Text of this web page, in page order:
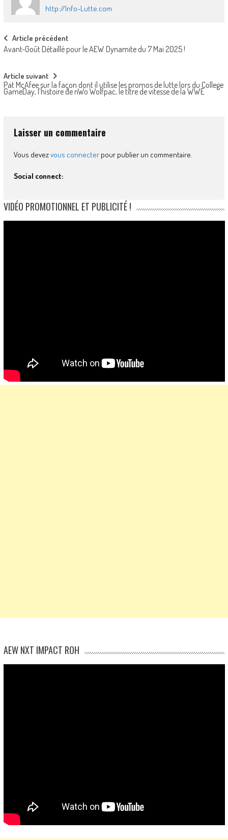
http://Info-Lutte.com
Post
navigation
Article précédent
Avant-Goût Détaillé pour le AEW Dynamite du 7 Mai 2025 !
Article suivant
Pat McAfee sur la façon dont il utilise les promos de lutte lors du College
GameDay, l’histoire de nWo Wolfpac, le titre de vitesse de la WWE
Laisser un commentaire
Vous devezvous connecterpour publier un commentaire.
Social connect:
VIDÉO PROMOTIONNEL ET PUBLICITÉ !
AEW NXT IMPACT ROH